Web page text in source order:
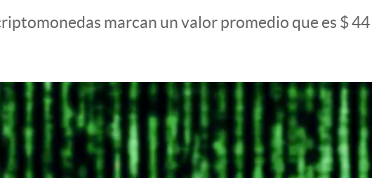
marcan un valor promedio que es $